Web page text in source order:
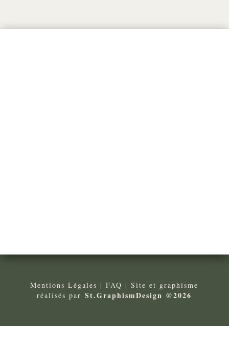
Mentions Légales | FAQ | Site et graphisme
réalisés par St.GraphismDesign @2026